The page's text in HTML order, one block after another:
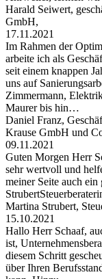
Harald Seiwert,
GmbH,
17.11.2021
Im Rahmen der
arbeite ich als
seit einem knappen
uns auf
Zimmermann,
Maurer bis hin…
Daniel Franz,
Krause GmbH und
09.11.2021
Guten Morgen Herr
sehr wertvoll und
meiner Seite auch
Martina Strubert,
15.10.2021
Hallo Herr Schaaf,
ist,
diesem Schritt
über Ihren